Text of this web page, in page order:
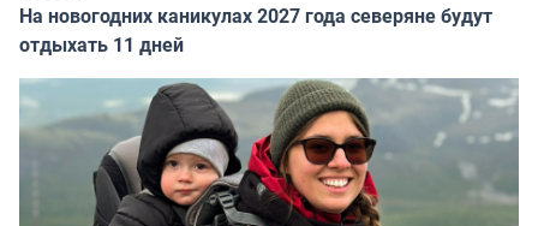
На новогодних каникулах 2027 года северяне будут
отдыхать 11 дней